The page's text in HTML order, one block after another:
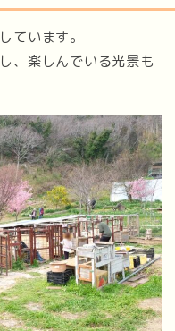
ています。
、楽しんでいる光景も